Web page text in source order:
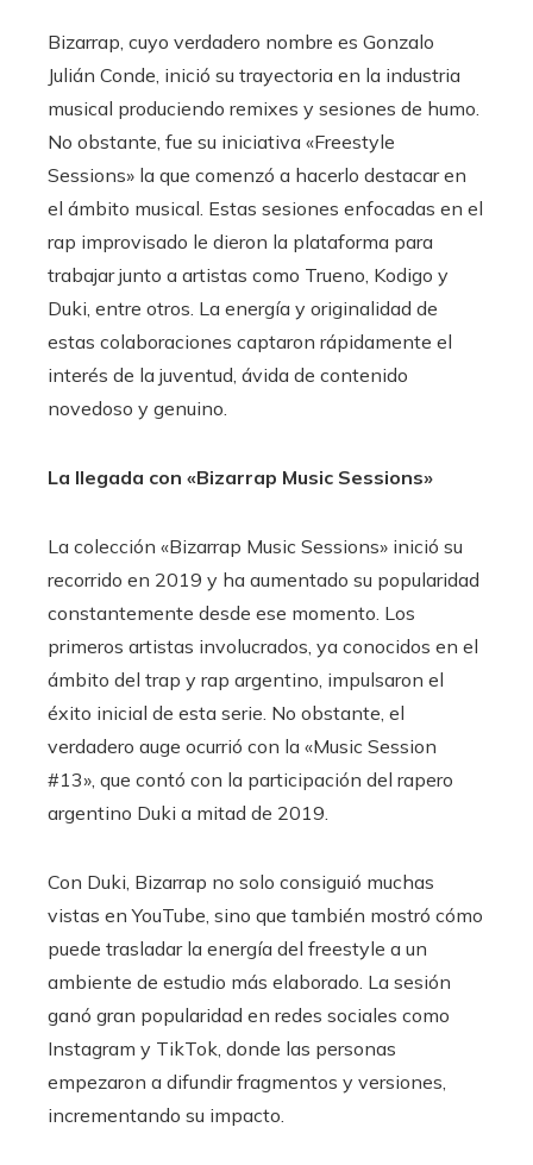
Bizarrap, cuyo verdadero nombre es Gonzalo
Julián Conde, inició su trayectoria en la industria
musical produciendo remixes y sesiones de humo.
No obstante, fue su iniciativa «Freestyle
Sessions» la que comenzó a hacerlo destacar en
el ámbito musical. Estas sesiones enfocadas en el
rap improvisado le dieron la plataforma para
trabajar junto a artistas como Trueno, Kodigo y
Duki, entre otros. La energía y originalidad de
estas colaboraciones captaron rápidamente el
interés de la juventud, ávida de contenido
novedoso y genuino.
La llegada con «Bizarrap Music Sessions»
La colección «Bizarrap Music Sessions» inició su
recorrido en 2019 y ha aumentado su popularidad
constantemente desde ese momento. Los
primeros artistas involucrados, ya conocidos en el
ámbito del trap y rap argentino, impulsaron el
éxito inicial de esta serie. No obstante, el
verdadero auge ocurrió con la «Music Session
#13», que contó con la participación del rapero
argentino Duki a mitad de 2019.
Con Duki, Bizarrap no solo consiguió muchas
vistas en YouTube, sino que también mostró cómo
puede trasladar la energía del freestyle a un
ambiente de estudio más elaborado. La sesión
ganó gran popularidad en redes sociales como
Instagram y TikTok, donde las personas
empezaron a difundir fragmentos y versiones,
incrementando su impacto.